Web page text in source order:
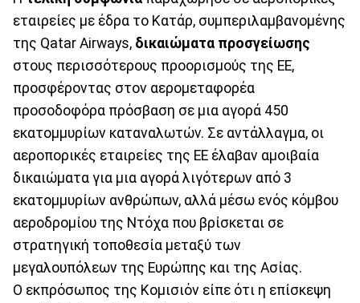
εταιρείες με έδρα το Κατάρ, συμπεριλαμβανομένης
της Qatar Airways, δικαιώματα προσγείωσης
στους περισσότερους προορισμούς της ΕΕ,
προσφέροντας στον αερομεταφορέα
προσοδοφόρα πρόσβαση σε μια αγορά 450
εκατομμυρίων καταναλωτών. Σε αντάλλαγμα, οι
αεροπορικές εταιρείες της ΕΕ έλαβαν αμοιβαία
δικαιώματα για μια αγορά λιγότερων από 3
εκατομμυρίων ανθρώπων, αλλά μέσω ενός κόμβου
αεροδρομίου της Ντόχα που βρίσκεται σε
στρατηγική τοποθεσία μεταξύ των
μεγαλουπόλεων της Ευρώπης και της Ασίας.
Ο εκπρόσωπος της Κομισιόν είπε ότι η επίσκεψη